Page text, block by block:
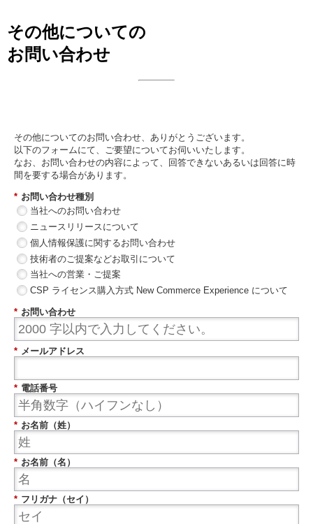
その他についての
お問い合わせ
その他についてのお問い合わせ、ありがとうございます。
以下のフォームにて、ご要望についてお伺いいたします。
なお、お問い合わせの内容によって、回答できないあるいは回答に時
間を要する場合があります。
* お問い合わせ種別
当社へのお問い合わせ
ニュースリリースについて
個人情報保護に関するお問い合わせ
技術者のご提案などお取引について
当社への営業・ご提案
CSP ライセンス購入方式 New Commerce Experience について
* お問い合わせ
* メールアドレス
* 電話番号
* お名前（姓）
* お名前（名）
* フリガナ（セイ）